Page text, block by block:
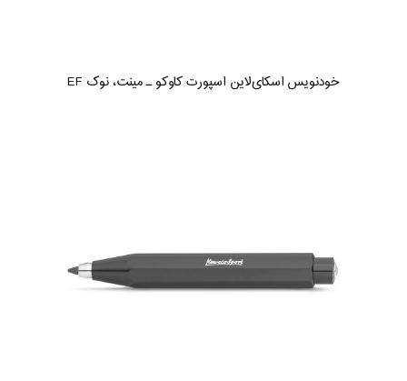
خودنویس اسکای‌لاین اسپورت کاوکو ـ مینت، نوک EF